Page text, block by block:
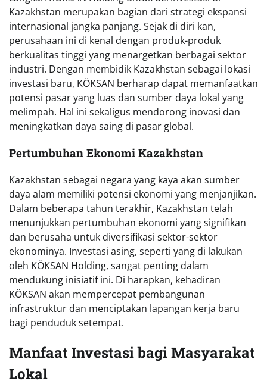
Kazakhstan merupakan bagian dari strategi ekspansi
internasional jangka panjang. Sejak di diri kan,
perusahaan ini di kenal dengan produk-produk
berkualitas tinggi yang menargetkan berbagai sektor
industri. Dengan membidik Kazakhstan sebagai lokasi
investasi baru, KÖKSAN berharap dapat memanfaatkan
potensi pasar yang luas dan sumber daya lokal yang
melimpah. Hal ini sekaligus mendorong inovasi dan
meningkatkan daya saing di pasar global.
Pertumbuhan Ekonomi Kazakhstan
Kazakhstan sebagai negara yang kaya akan sumber
daya alam memiliki potensi ekonomi yang menjanjikan.
Dalam beberapa tahun terakhir, Kazakhstan telah
menunjukkan pertumbuhan ekonomi yang signifikan
dan berusaha untuk diversifikasi sektor-sektor
ekonominya. Investasi asing, seperti yang di lakukan
oleh KÖKSAN Holding, sangat penting dalam
mendukung inisiatif ini. Di harapkan, kehadiran
KÖKSAN akan mempercepat pembangunan
infrastruktur dan menciptakan lapangan kerja baru
bagi penduduk setempat.
Manfaat Investasi bagi Masyarakat
Lokal